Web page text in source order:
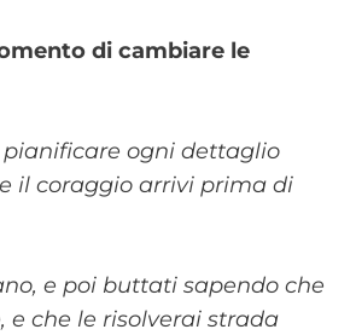
di cambiare le
pianificare ogni dettaglio
il coraggio arrivi prima di
e poi buttati sapendo che
e che le risolverai strada